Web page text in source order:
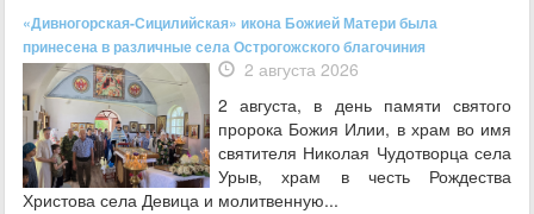
«Дивногорская-Сицилийская» икона Божией Матери была
принесена в различные села Острогожского благочиния
2 августа 2026
2 августа, в день памяти святого
пророка Божия Илии, в храм во имя
святителя Николая Чудотворца села
Урыв, храм в честь Рождества
Христова села Девица и молитвенную...